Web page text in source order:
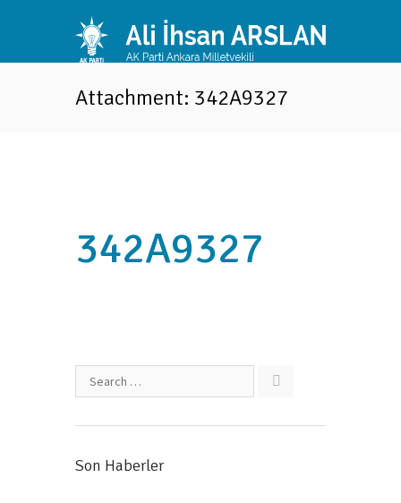
Attachment: 342A9327
342A9327
Son Haberler